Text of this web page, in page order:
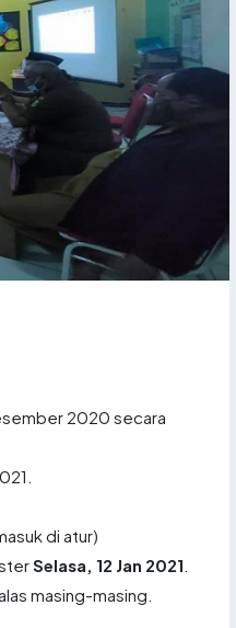
2020 secara
di atur)
Selasa, 12 Jan 2021
masing-masing.